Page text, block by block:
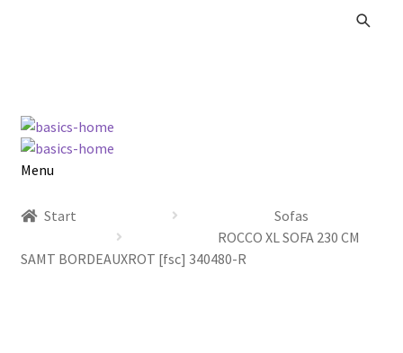
Zur
Navigation
springen
Zum
Inhalt
springen
Menu
Kataloge Landhaus
Start
Sofas
ROCCO XL SOFA 230 CM
SAMT BORDEAUXROT [fsc] 340480-R